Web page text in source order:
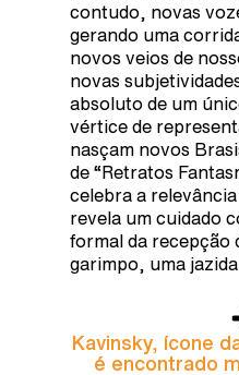
contudo, novas
gerando uma
novos veios de
novas
absoluto de um
vértice de
nasçam novos
de “Retratos
celebra a
revela um cuidado
formal da recepção
garimpo, uma
Kavinsky, ícone
é encontrado